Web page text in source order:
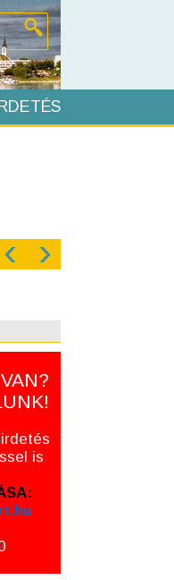
‹ ›
is